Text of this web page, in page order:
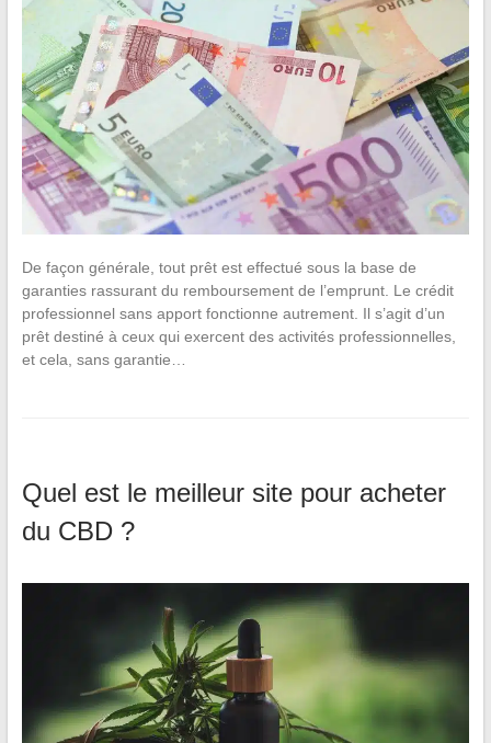
De façon générale, tout prêt est effectué sous la base de
garanties rassurant du remboursement de l’emprunt. Le crédit
professionnel sans apport fonctionne autrement. Il s’agit d’un
prêt destiné à ceux qui exercent des activités professionnelles,
et cela, sans garantie…
Quel est le meilleur site pour acheter
du CBD ?